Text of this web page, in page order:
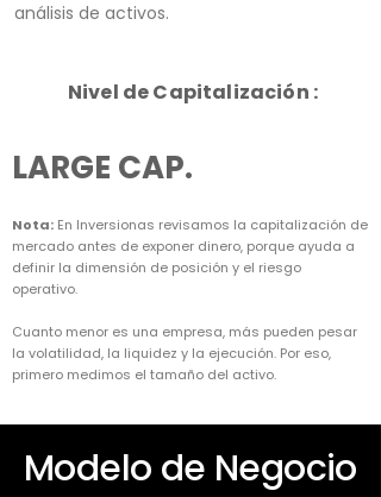
análisis de activos.
Nivel de Capitalización :
LARGE CAP.
Nota: En Inversionas revisamos la capitalización de
mercado antes de exponer dinero, porque ayuda a
definir la dimensión de posición y el riesgo
operativo.
Cuanto menor es una empresa, más pueden pesar
la volatilidad, la liquidez y la ejecución. Por eso,
primero medimos el tamaño del activo.
Modelo de Negocio